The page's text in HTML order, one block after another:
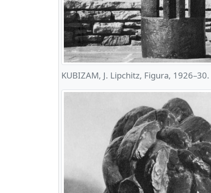
KUBIZAM, J. Lipchitz, Figura, 1926–30.